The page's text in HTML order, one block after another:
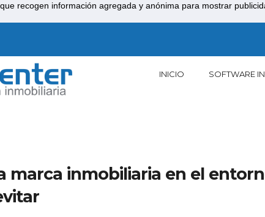
recogen información agregada y anónima para mostrar
INICIO SOFTWARE
marca inmobiliaria en el